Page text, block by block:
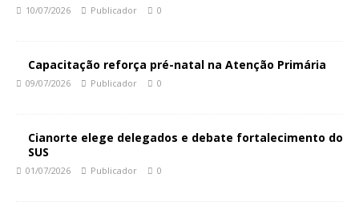
10/07/2026 Publicador 0
Capacitação reforça pré-natal na Atenção Primária
09/07/2026 Publicador 0
Cianorte elege delegados e debate fortalecimento do
SUS
01/07/2026 Publicador 0